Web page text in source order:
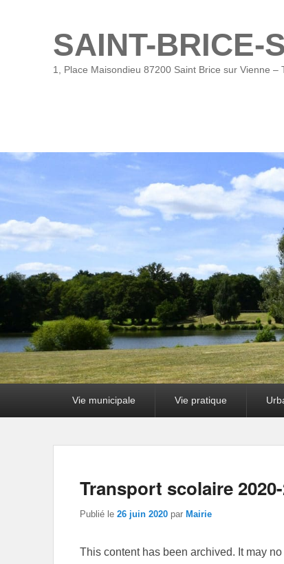
SAINT-BRICE-
1, Place Maisondieu 87200 Saint Brice sur Vienne –
Vie municipale Vie pratique
Transport scolaire
Publié le 26 juin 2020 par Mairie
This content has been archived. It may